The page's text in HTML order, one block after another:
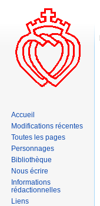
Accueil
Modifications récentes
Toutes les pages
Personnages
Bibliothèque
Nous écrire
Informations
rédactionnelles
Liens